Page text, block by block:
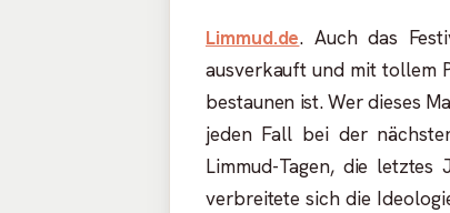
Limmud.de. Auch das
ausverkauft und mit tollem
bestaunen ist. Wer dieses
jeden Fall bei der
Limmud-Tagen, die
verbreitete sich die